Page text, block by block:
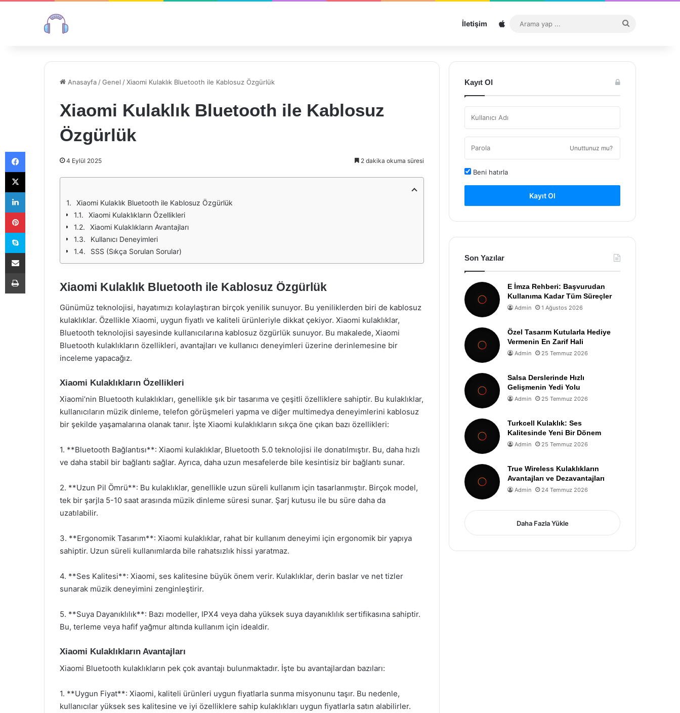
İletişim Sitemap
...
Anasayfa /Genel /Xiaomi Kulaklık Bluetooth ile Kablosuz Özgürlük
Xiaomi Kulaklık Bluetooth ile Kablosuz
Özgürlük
4 Eylül 2025 2 dakika okuma süresi
Xiaomi Kulaklık Bluetooth ile Kablosuz Özgürlük
Xiaomi Kulaklıkların Özellikleri
Xiaomi Kulaklıkların Avantajları
Kullanıcı Deneyimleri
SSS (Sıkça Sorulan Sorular)
Xiaomi Kulaklık Bluetooth ile Kablosuz Özgürlük
Günümüz teknolojisi, hayatımızı kolaylaştıran birçok yenilik sunuyor. Bu yeniliklerden biri de kablosuz
kulaklıklar. Özellikle Xiaomi, uygun fiyatlı ve kaliteli ürünleriyle dikkat çekiyor. Xiaomi kulaklıklar,
Bluetooth teknolojisi sayesinde kullanıcılarına kablosuz özgürlük sunuyor. Bu makalede, Xiaomi
Bluetooth kulaklıkların özellikleri, avantajları ve kullanıcı deneyimleri üzerine derinlemesine bir
inceleme yapacağız.
Xiaomi Kulaklıkların Özellikleri
Xiaomi’nin Bluetooth kulaklıkları, genellikle şık bir tasarıma ve çeşitli özelliklere sahiptir. Bu kulaklıklar,
kullanıcıların müzik dinleme, telefon görüşmeleri yapma ve diğer multimedya deneyimlerini kablosuz
bir şekilde yaşamalarına olanak tanır. İşte Xiaomi kulaklıkların sıkça öne çıkan bazı özellikleri:
1. **Bluetooth Bağlantısı**: Xiaomi kulaklıklar, Bluetooth 5.0 teknolojisi ile donatılmıştır. Bu, daha hızlı
ve daha stabil bir bağlantı sağlar. Ayrıca, daha uzun mesafelerde bile kesintisiz bir bağlantı sunar.
2. **Uzun Pil Ömrü**: Bu kulaklıklar, genellikle uzun süreli kullanım için tasarlanmıştır. Birçok model,
tek bir şarjla 5-10 saat arasında müzik dinleme süresi sunar. Şarj kutusu ile bu süre daha da
uzatılabilir.
3. **Ergonomik Tasarım**: Xiaomi kulaklıklar, rahat bir kullanım deneyimi için ergonomik bir yapıya
sahiptir. Uzun süreli kullanımlarda bile rahatsızlık hissi yaratmaz.
4. **Ses Kalitesi**: Xiaomi, ses kalitesine büyük önem verir. Kulaklıklar, derin baslar ve net tizler
sunarak müzik deneyimini zenginleştirir.
5. **Suya Dayanıklılık**: Bazı modeller, IPX4 veya daha yüksek suya dayanıklılık sertifikasına sahiptir.
Bu, terleme veya hafif yağmur altında kullanım için idealdir.
Xiaomi Kulaklıkların Avantajları
Xiaomi Bluetooth kulaklıkların pek çok avantajı bulunmaktadır. İşte bu avantajlardan bazıları:
1. **Uygun Fiyat**: Xiaomi, kaliteli ürünleri uygun fiyatlarla sunma misyonunu taşır. Bu nedenle,
kullanıcılar yüksek ses kalitesine ve iyi özelliklere sahip kulaklıkları uygun fiyatlarla satın alabilirler.
Kayıt Ol
Unuttunuz mu?
Beni hatırla
Kayıt Ol
Son Yazılar
E İmza Rehberi: Başvurudan
Kullanıma Kadar Tüm Süreçler
Admin 1 Ağustos 2026
Özel Tasarım Kutularla Hediye
Vermenin En Zarif Hali
Admin 25 Temmuz 2026
Salsa Derslerinde Hızlı
Gelişmenin Yedi Yolu
Admin 25 Temmuz 2026
Turkcell Kulaklık: Ses
Kalitesinde Yeni Bir Dönem
Admin 25 Temmuz 2026
True Wireless Kulaklıkların
Avantajları ve Dezavantajları
Admin 24 Temmuz 2026
Daha Fazla Yükle
Facebook
X
LinkedIn
Pinterest
Skype
E-Posta ile paylaş